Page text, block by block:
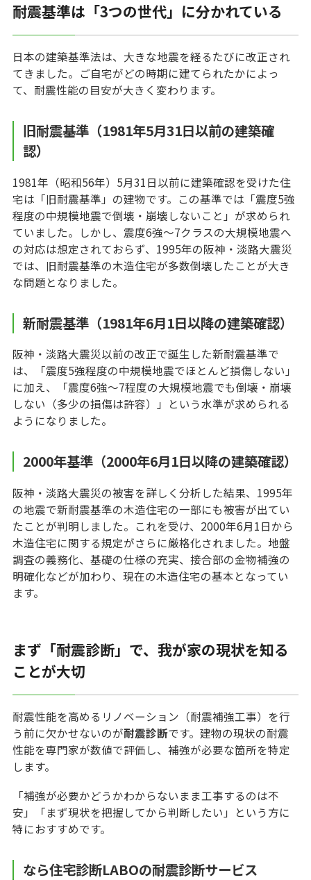
耐震基準は「3つの世代」に分かれている
日本の建築基準法は、大きな地震を経るたびに改正され
てきました。ご自宅がどの時期に建てられたかによっ
て、耐震性能の目安が大きく変わります。
旧耐震基準（1981年5月31日以前の建築確
認）
1981年（昭和56年）5月31日以前に建築確認を受けた住
宅は「旧耐震基準」の建物です。この基準では「震度5強
程度の中規模地震で倒壊・崩壊しないこと」が求められ
ていました。しかし、震度6強〜7クラスの大規模地震へ
の対応は想定されておらず、1995年の阪神・淡路大震災
では、旧耐震基準の木造住宅が多数倒壊したことが大き
な問題となりました。
新耐震基準（1981年6月1日以降の建築確認）
阪神・淡路大震災以前の改正で誕生した新耐震基準で
は、「震度5強程度の中規模地震でほとんど損傷しない」
に加え、「震度6強〜7程度の大規模地震でも倒壊・崩壊
しない（多少の損傷は許容）」という水準が求められる
ようになりました。
2000年基準（2000年6月1日以降の建築確認）
阪神・淡路大震災の被害を詳しく分析した結果、1995年
の地震で新耐震基準の木造住宅の一部にも被害が出てい
たことが判明しました。これを受け、2000年6月1日から
木造住宅に関する規定がさらに厳格化されました。地盤
調査の義務化、基礎の仕様の充実、接合部の金物補強の
明確化などが加わり、現在の木造住宅の基本となってい
ます。
まず「耐震診断」で、我が家の現状を知る
ことが大切
耐震性能を高めるリノベーション（耐震補強工事）を行
う前に欠かせないのが耐震診断です。建物の現状の耐震
性能を専門家が数値で評価し、補強が必要な箇所を特定
します。
「補強が必要かどうかわからないまま工事するのは不
安」「まず現状を把握してから判断したい」という方に
特におすすめです。
なら住宅診断LABOの耐震診断サービス